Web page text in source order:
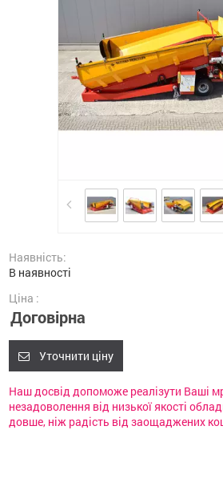
Наявність:
В наявності
Ціна :
Договірна
Уточнити ціну
Наш досвід допоможе реалізути Ваші
незадоволення від низької якості
довше, ніж радість від заощаджених